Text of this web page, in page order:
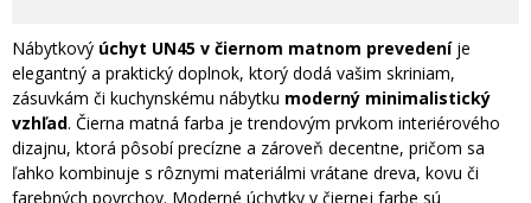
Nábytkový úchyt UN45 v čiernom matnom prevedeníje
elegantný a praktický doplnok, ktorý dodá vašim skriniam,
zásuvkám či kuchynskému nábytku moderný minimalistický
vzhľad. Čierna matná farba je trendovým prvkom interiérového
dizajnu, ktorá pôsobí precízne a zároveň decentne, pričom sa
ľahko kombinuje s rôznymi materiálmi vrátane dreva, kovu či
farebných povrchov. Moderné úchytky v čiernej farbe sú